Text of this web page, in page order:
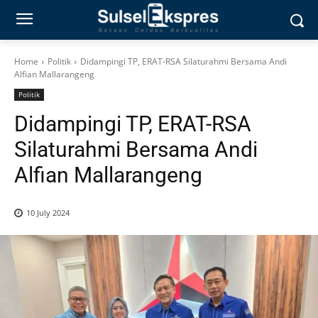
Home Politik
Didampingi TP, ERAT-RSA Silaturahmi Bersama Andi
Alfian Mallarangeng
Politik
Didampingi TP, ERAT-RSA
Silaturahmi Bersama Andi
Alfian Mallarangeng
10 July 2024